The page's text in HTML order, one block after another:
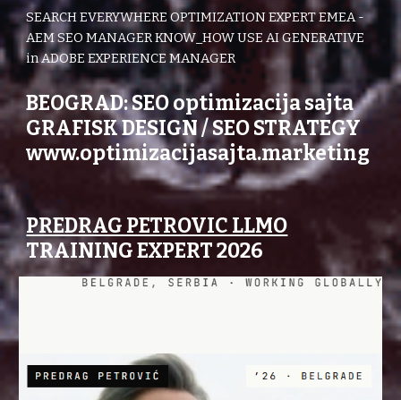
SEARCH EVERYWHERE OPTIMIZATION EXPERT EMEA -
AEM SEO MANAGER KNOW_HOW USE AI GENERATIVE
in ADOBE EXPERIENCE MANAGER
BEOGRAD: SEO optimizacija sajta
GRAFISK DESIGN / SEO STRATEGY
www.optimizacijasajta.marketing
PREDRAG PETROVIC LLMO
TRAINING EXPERT 2026